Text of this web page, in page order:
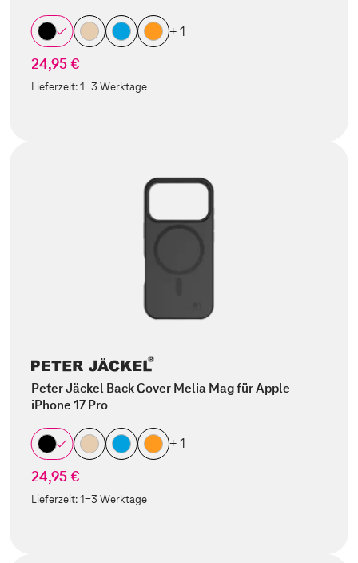
+ 1
24,95 €
Lieferzeit:1-3 Werktage
Peter Jäckel Back Cover Melia Mag für Apple
iPhone 17 Pro
+ 1
24,95 €
Lieferzeit:1-3 Werktage